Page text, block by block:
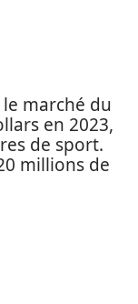
marché du
en 2023,
de sport.
millions de